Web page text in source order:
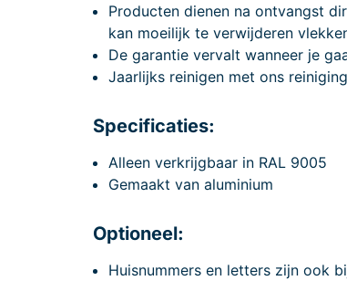
Producten dienen na ontvangst
kan moeilijk te verwijderen
De garantie vervalt wanneer je
Jaarlijks reinigen met ons
Specificaties:
Alleen verkrijgbaar in RAL 9005
Gemaakt van aluminium
Optioneel:
Huisnummers en letters zijn ook